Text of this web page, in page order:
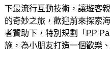
下最流行互動技術，讓遊客
的奇妙之旅，歡迎前來探索
者贊助下，特別規劃「PP
施，為小朋友打造一個歡樂